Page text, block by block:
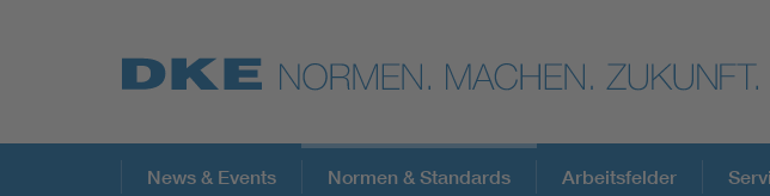
Top-Themen
News & Events Normen & Standards Arbeitsfelder